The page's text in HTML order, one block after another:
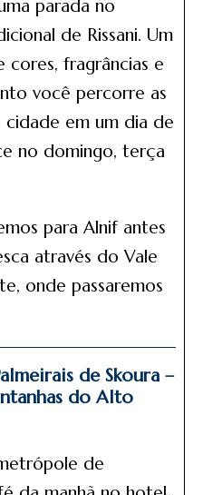
parada no
de Rissani. Um
cores, fragrâncias e
você percorre as
cidade em um dia de
no domingo, terça
para Alnif antes
através do Vale
onde passaremos
de Skoura –
do Alto
de